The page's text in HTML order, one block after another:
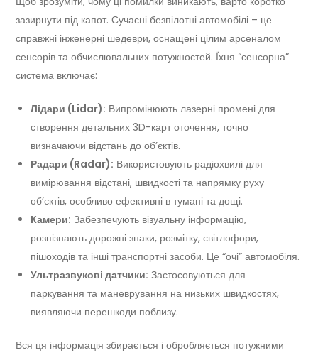
зазирнути під капот. Сучасні безпілотні автомобілі – це
справжні інженерні шедеври, оснащені цілим арсеналом
сенсорів та обчислювальних потужностей. Їхня “сенсорна”
система включає:
Лідари (Lidar): Випромінюють лазерні промені для
створення детальних 3D-карт оточення, точно
визначаючи відстань до об’єктів.
Радари (Radar): Використовують радіохвилі для
вимірювання відстані, швидкості та напрямку руху
об’єктів, особливо ефективні в тумані та дощі.
Камери: Забезпечують візуальну інформацію,
розпізнають дорожні знаки, розмітку, світлофори,
пішоходів та інші транспортні засоби. Це “очі” автомобіля.
Ультразвукові датчики: Застосовуються для
паркування та маневрування на низьких швидкостях,
виявляючи перешкоди поблизу.
Вся ця інформація збирається і обробляється потужними